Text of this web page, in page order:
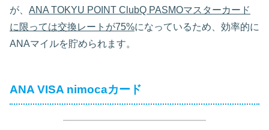
が、 ANA TOKYU POINT ClubQ PASMOマスターカード
に限っては交換レートが75%になっているため、効率的に
ANAマイルを貯められます。
ANA VISA nimocaカード